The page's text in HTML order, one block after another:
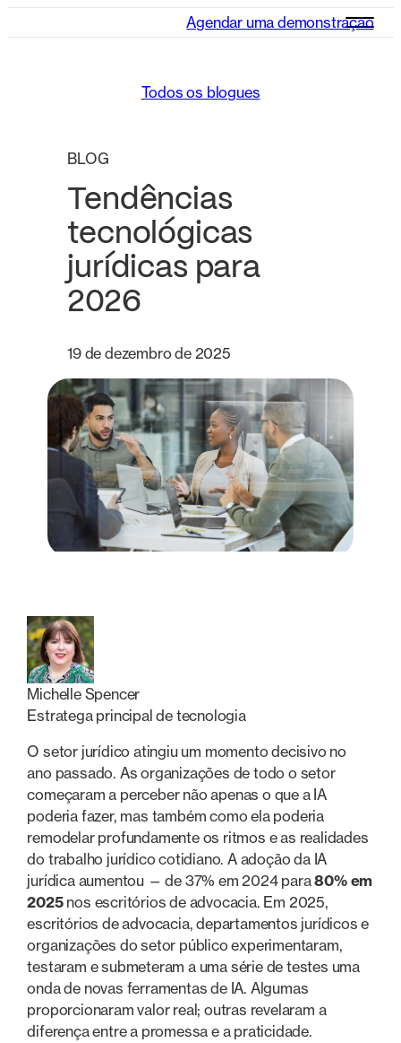
Agendar uma demonstração
Todos os blogues
BLOG
Tendências
tecnológicas
jurídicas para
2026
19 de dezembro de 2025
Michelle Spencer
Estratega principal de tecnologia
O setor jurídico atingiu um momento decisivo no
ano passado. As organizações de todo o setor
começaram a perceber não apenas o que a IA
poderia fazer, mas também como ela poderia
remodelar profundamente os ritmos e as realidades
do trabalho jurídico cotidiano. A adoção da IA
jurídica aumentou — de 37% em 2024 para80% em
2025nos escritórios de advocacia. Em 2025,
escritórios de advocacia, departamentos jurídicos e
organizações do setor público experimentaram,
testaram e submeteram a uma série de testes uma
onda de novas ferramentas de IA. Algumas
proporcionaram valor real; outras revelaram a
diferença entre a promessa e a praticidade.